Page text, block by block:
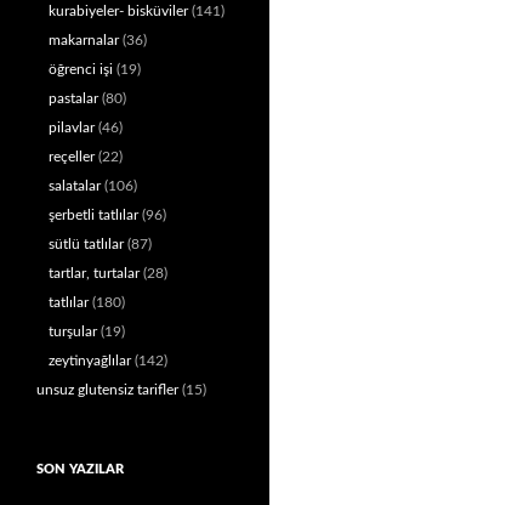
kurabiyeler- bisküviler(141)
makarnalar(36)
öğrenci işi (19)
pastalar(80)
pilavlar(46)
reçeller(22)
salatalar(106)
şerbetli tatlılar(96)
sütlü tatlılar(87)
tartlar, turtalar(28)
tatlılar(180)
turşular(19)
zeytinyağlılar(142)
unsuz glutensiz tarifler(15)
SON YAZILAR